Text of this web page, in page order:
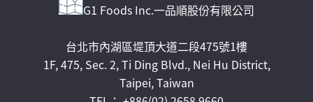
G1 Foods Inc.一品順股份有限公司
台北市內湖區堤頂大道二段475號1樓
1F, 475, Sec. 2, Ti Ding Blvd., Nei Hu District,
Taipei, Taiwan